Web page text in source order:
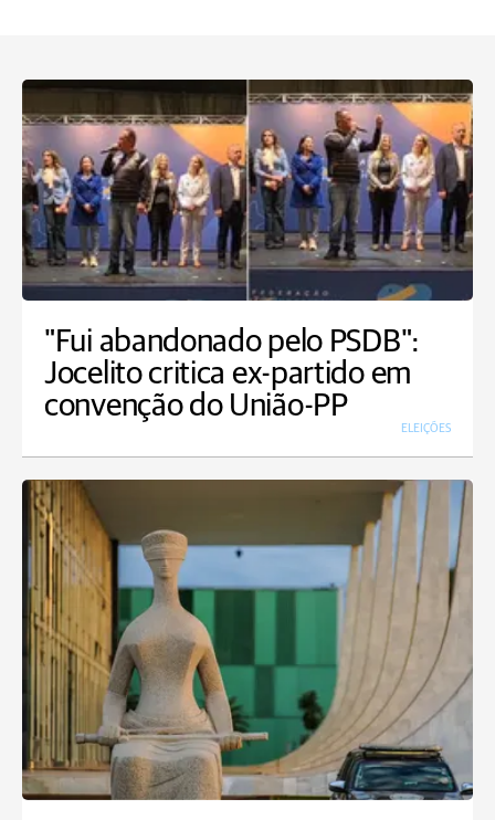
"Fui abandonado pelo PSDB":
Jocelito critica ex-partido em
convenção do União-PP
ELEIÇÕES